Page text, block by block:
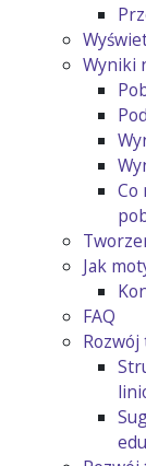
Wyniki
Co
Jak
FAQ